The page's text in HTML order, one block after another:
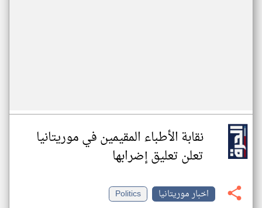
نقابة الأطباء المقيمين في موريتانيا
تعلن تعليق إضرابها
اخبار موريتانيا
Politics